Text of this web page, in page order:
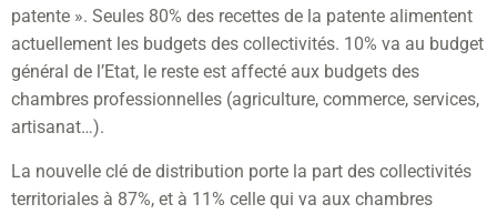
patente ». Seules 80% des recettes de la patente alimentent
actuellement les budgets des collectivités. 10% va au budget
général de l’Etat, le reste est affecté aux budgets des
chambres professionnelles (agriculture, commerce, services,
artisanat…).
La nouvelle clé de distribution porte la part des collectivités
territoriales à 87%, et à 11% celle qui va aux chambres